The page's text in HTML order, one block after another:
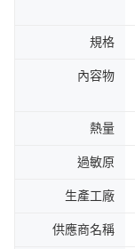
規格
內容物
熱量
過敏原
生產工廠
供應商名稱